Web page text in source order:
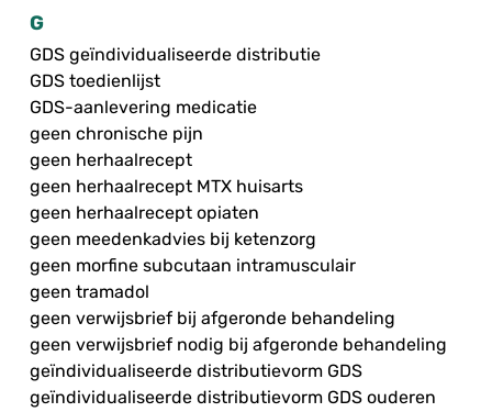
G
GDS geïndividualiseerde distributie
GDS toedienlijst
GDS-aanlevering medicatie
geen chronische pijn
geen herhaalrecept
geen herhaalrecept MTX huisarts
geen herhaalrecept opiaten
geen meedenkadvies bij ketenzorg
geen morfine subcutaan intramusculair
geen tramadol
geen verwijsbrief bij afgeronde behandeling
geen verwijsbrief nodig bij afgeronde behandeling
geïndividualiseerde distributievorm GDS
geïndividualiseerde distributievorm GDS ouderen